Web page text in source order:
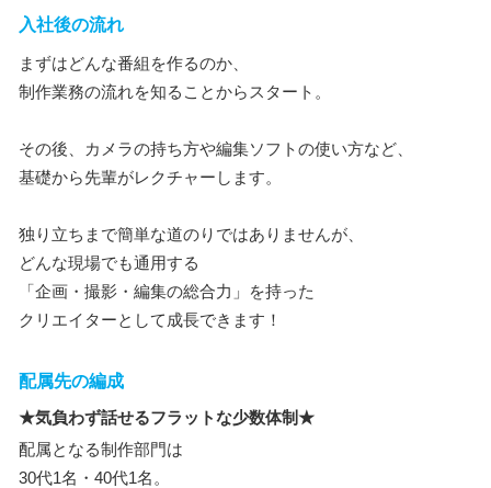
入社後の流れ
まずはどんな番組を作るのか、
制作業務の流れを知ることからスタート。
その後、カメラの持ち方や編集ソフトの使い方など、
基礎から先輩がレクチャーします。
独り立ちまで簡単な道のりではありませんが、
どんな現場でも通用する
「企画・撮影・編集の総合力」を持った
クリエイターとして成長できます！
配属先の編成
★気負わず話せるフラットな少数体制★
配属となる制作部門は
30代1名・40代1名。